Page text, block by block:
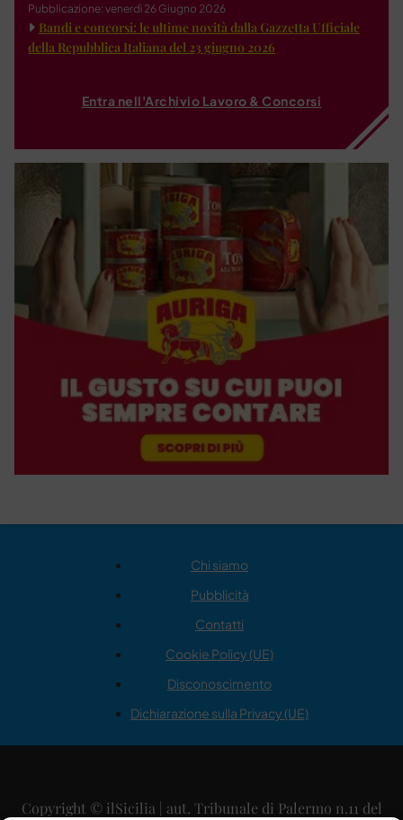
Pubblicazione: venerdì 26 Giugno 2026
Bandi e concorsi: le ultime novità dalla Gazzetta Ufficiale
della Repubblica Italiana del 23 giugno 2026
Entra nell'Archivio Lavoro & Concorsi
Chi siamo
Pubblicità
Contatti
Cookie Policy (UE)
Disconoscimento
Dichiarazione sulla Privacy (UE)
Copyright © ilSicilia | aut. Tribunale di Palermo n.11 del